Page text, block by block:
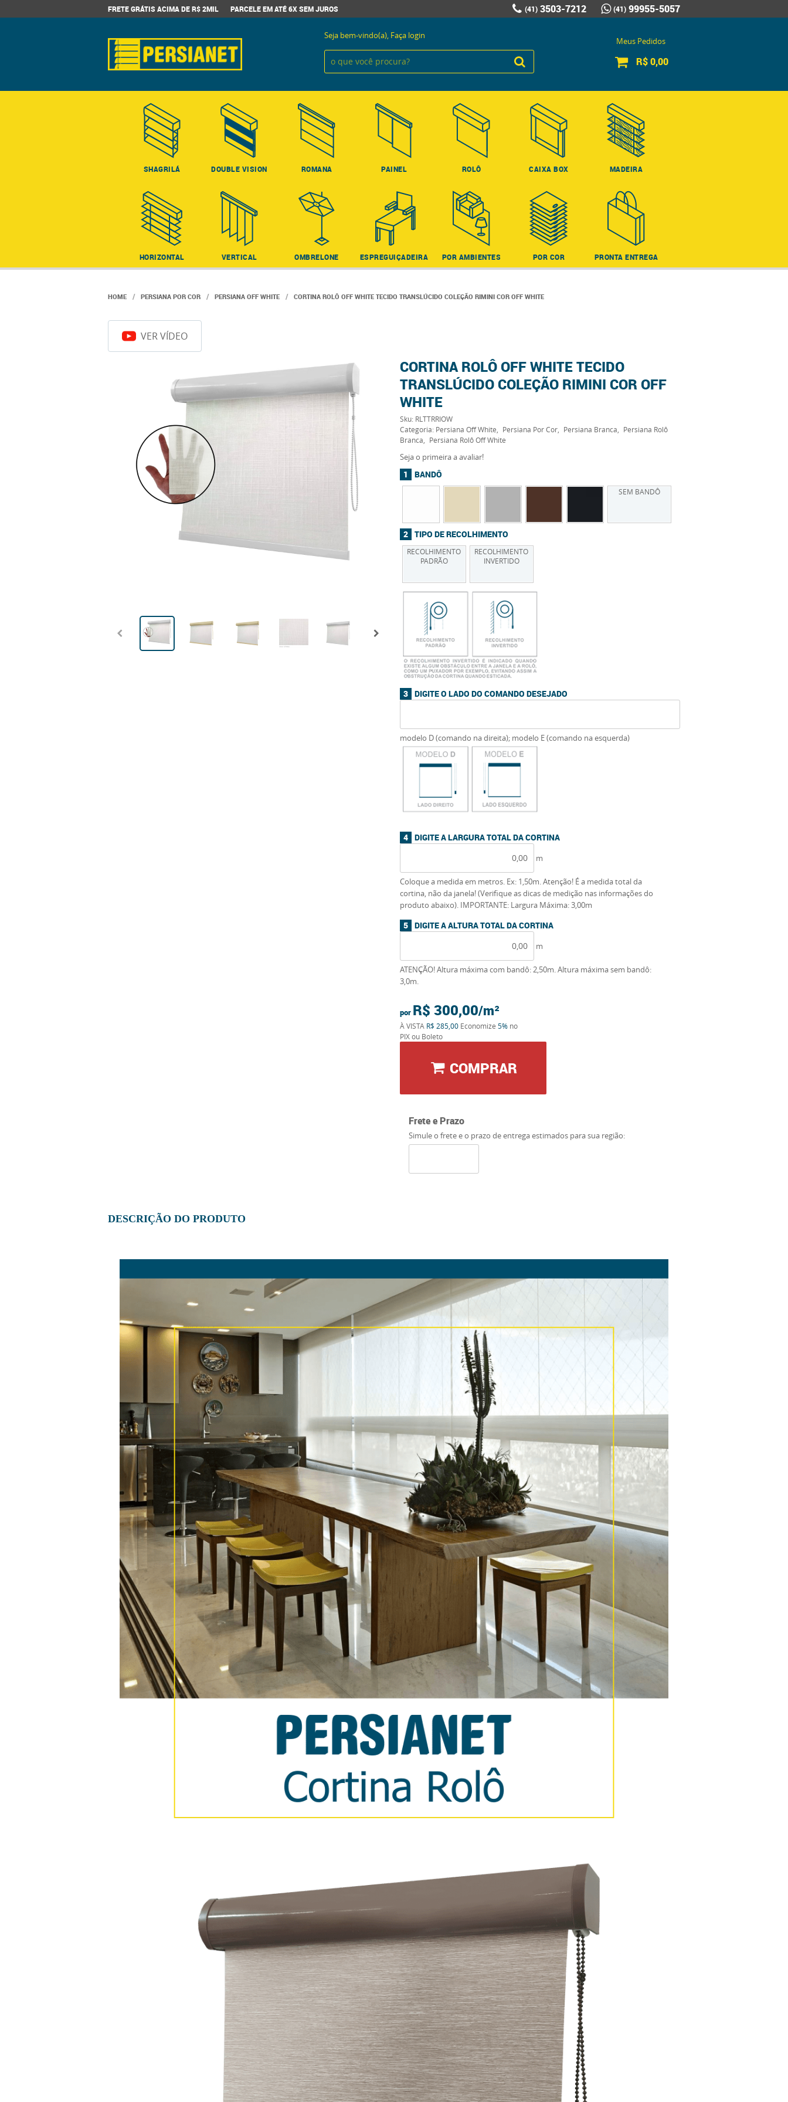
FRETE GRÁTIS ACIMA DE R$ 2MIL PARCELE EM ATÉ 6X SEM JUROS (41) 3503-7212 (41) 99955-5057
Seja bem-vindo(a), Faça login
Meus Pedidos
R$ 0,00
SHAGRILÁ DOUBLE VISION ROMANA PAINEL ROLÔ CAIXA BOX MADEIRA
HORIZONTAL VERTICAL OMBRELONE ESPREGUIÇADEIRA POR AMBIENTES POR COR PRONTA ENTREGA
HOME PERSIANA POR COR PERSIANA OFF WHITE CORTINA ROLÔ OFF WHITE TECIDO TRANSLÚCIDO COLEÇÃO RIMINI COR OFF WHITE
VER VÍDEO
CORTINA ROLÔ OFF WHITE TECIDO
TRANSLÚCIDO COLEÇÃO RIMINI COR OFF
WHITE
Sku: RLTTRRIOW
Categoria: Persiana Off White Persiana Por Cor Persiana Branca
Persiana Rolô
Branca
Persiana Rolô Off White
Seja o primeira a avaliar!
BANDÔ
SEM BANDÔ
TIPO DE RECOLHIMENTO
RECOLHIMENTO
PADRÃO
RECOLHIMENTO
INVERTIDO
DIGITE O LADO DO COMANDO DESEJADO
modelo D (comando na direita); modelo E (comando na esquerda)
DIGITE A LARGURA TOTAL DA CORTINA
m
Coloque a medida em metros. Ex: 1,50m. Atenção! É a medida total da
cortina, não da janela! (Verifique as dicas de medição nas informações do
produto abaixo). IMPORTANTE: Largura Máxima: 3,00m
DIGITE A ALTURA TOTAL DA CORTINA
m
ATENÇÃO! Altura máxima com bandô: 2,50m. Altura máxima sem bandô:
3,0m.
por R$ 300,00
À VISTA R$ 285,00Economize 5%no
PIX ou Boleto
COMPRAR
Frete e Prazo
Simule o frete e o prazo de entrega estimados para sua região:
DESCRIÇÃO DO PRODUTO